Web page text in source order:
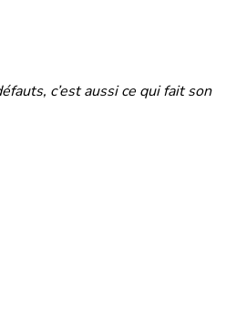
c’est aussi ce qui fait son